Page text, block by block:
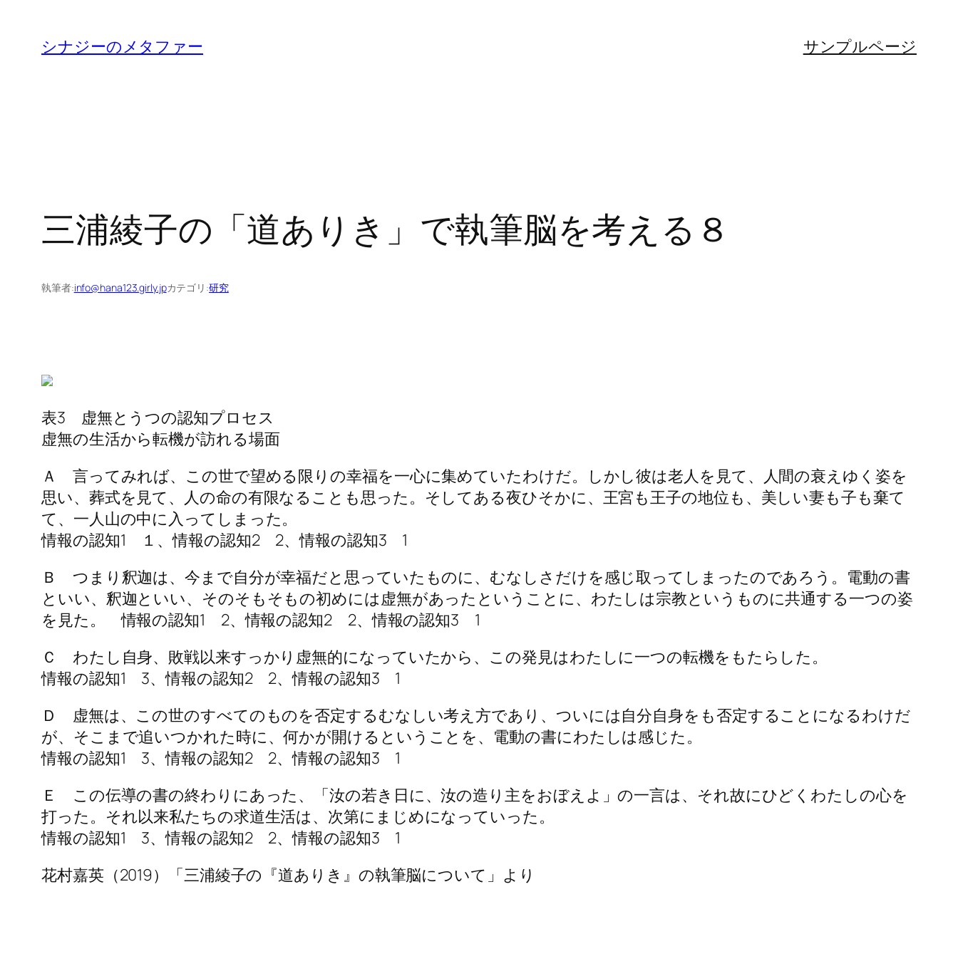
シナジーのメタファー サンプルページ
三浦綾子の「道ありき」で執筆脳を考える８
執筆者:info@hana123.girly.jpカテゴリ:研究
表3 虚無とうつの認知プロセス
虚無の生活から転機が訪れる場面
Ａ 言ってみれば、この世で望める限りの幸福を一心に集めていたわけだ。しかし彼は老人を見て、人間の衰えゆく姿を
思い、葬式を見て、人の命の有限なることも思った。そしてある夜ひそかに、王宮も王子の地位も、美しい妻も子も棄て
て、一人山の中に入ってしまった。
情報の認知1 １、情報の認知2 2、情報の認知3 1
Ｂ つまり釈迦は、今まで自分が幸福だと思っていたものに、むなしさだけを感じ取ってしまったのであろう。電動の書
といい、釈迦といい、そのそもそもの初めには虚無があったということに、わたしは宗教というものに共通する一つの姿
を見た。 情報の認知1 2、情報の認知2 2、情報の認知3 1
Ｃ わたし自身、敗戦以来すっかり虚無的になっていたから、この発見はわたしに一つの転機をもたらした。
情報の認知1 3、情報の認知2 2、情報の認知3 1
Ｄ 虚無は、この世のすべてのものを否定するむなしい考え方であり、ついには自分自身をも否定することになるわけだ
が、そこまで追いつかれた時に、何かが開けるということを、電動の書にわたしは感じた。
情報の認知1 3、情報の認知2 2、情報の認知3 1
Ｅ この伝導の書の終わりにあった、「汝の若き日に、汝の造り主をおぼえよ」の一言は、それ故にひどくわたしの心を
打った。それ以来私たちの求道生活は、次第にまじめになっていった。
情報の認知1 3、情報の認知2 2、情報の認知3 1
花村嘉英（2019）「三浦綾子の『道ありき』の執筆脳について」より